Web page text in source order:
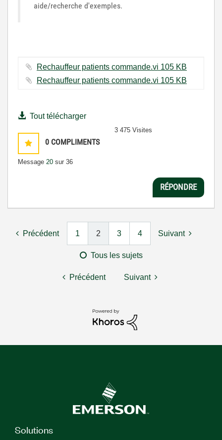
aide/recherche d'exemples.
Rechauffeur patients commande.vi ‏105 KB
Rechauffeur patients commande.vi ‏105 KB
Tout télécharger
0 COMPLIMENTS
Message 20 sur 36
3 475 Visites
RÉPONDRE
Précédent 1 2 3 4 Suivant
Tous les sujets
Précédent Suivant
Solutions